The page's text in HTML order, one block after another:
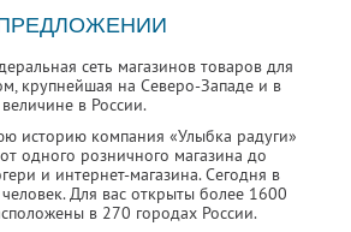
сеть магазинов товаров для
крупнейшая на Северо-Западе и в
в России.
историю компания «Улыбка радуги»
одного розничного магазина до
и интернет-магазина. Сегодня в
Для вас открыты более 1600
в 270 городах России.